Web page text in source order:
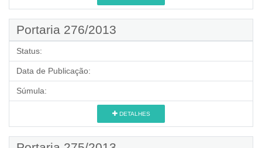
Portaria 276/2013
Status:
Data de Publicação:
Súmula:
DETALHES